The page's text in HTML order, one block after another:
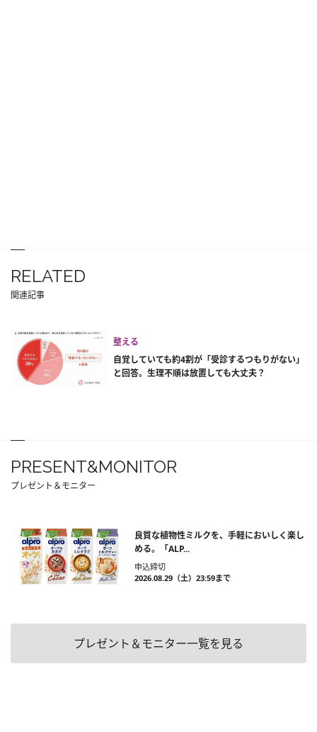
RELATED
関連記事
整える
自覚していても約4割が「受診するつもりがない」
と回答。生理不順は放置しても大丈夫？
PRESENT&MONITOR
プレゼント＆モニター
良質な植物性ミルクを、手軽においしく楽し
める。「ALP...
申込締切
2026.08.29（土）23:59まで
プレゼント＆モニター一覧を見る